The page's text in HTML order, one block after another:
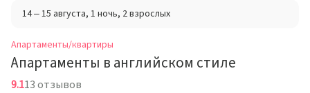
14 – 15 августа, 1 ночь, 2 взрослых
Апартаменты/квартиры
Апартаменты в английском стиле
9.113 отзывов